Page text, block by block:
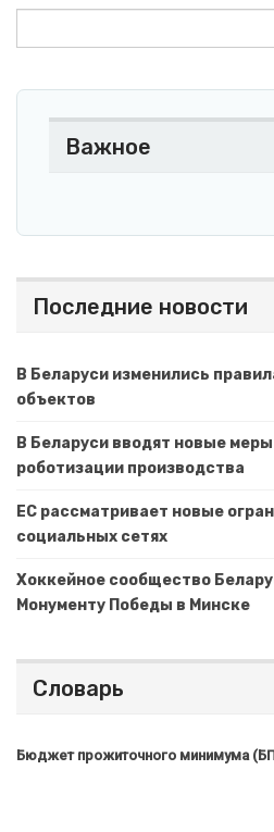
Важное
Последние новости
В Беларуси изменились
объектов
В Беларуси вводят новые
роботизации производства
ЕС рассматривает новые
социальных сетях
Хоккейное сообщество
Монументу Победы в Минске
Словарь
Бюджет прожиточного минимума